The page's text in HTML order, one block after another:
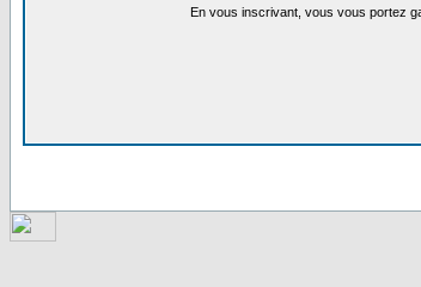
En vous inscrivant, vous vous portez